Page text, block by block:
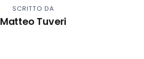
SCRITTO DA
Matteo Tuveri